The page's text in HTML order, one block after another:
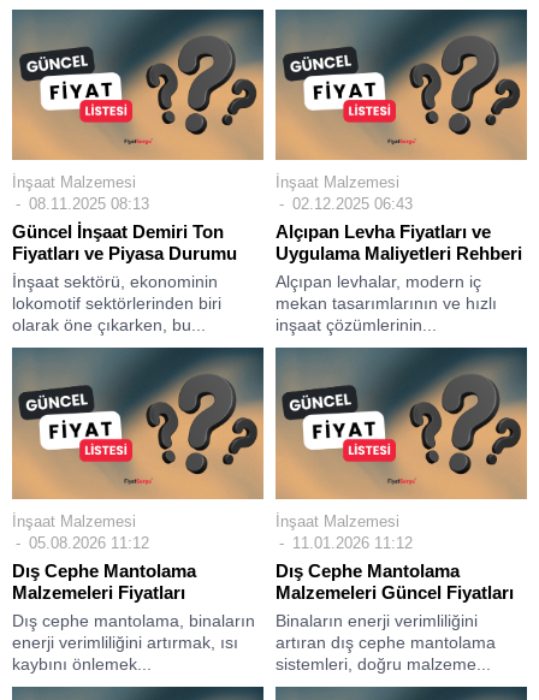
İnşaat Malzemesi
08.11.2025 08:13
Güncel İnşaat Demiri Ton
Fiyatları ve Piyasa Durumu
İnşaat sektörü, ekonominin
lokomotif sektörlerinden biri
olarak öne çıkarken, bu...
İnşaat Malzemesi
02.12.2025 06:43
Alçıpan Levha Fiyatları ve
Uygulama Maliyetleri Rehberi
Alçıpan levhalar, modern iç
mekan tasarımlarının ve hızlı
inşaat çözümlerinin...
İnşaat Malzemesi
05.08.2026 11:12
Dış Cephe Mantolama
Malzemeleri Fiyatları
Dış cephe mantolama, binaların
enerji verimliliğini artırmak, ısı
kaybını önlemek...
İnşaat Malzemesi
11.01.2026 11:12
Dış Cephe Mantolama
Malzemeleri Güncel Fiyatları
Binaların enerji verimliliğini
artıran dış cephe mantolama
sistemleri, doğru malzeme...